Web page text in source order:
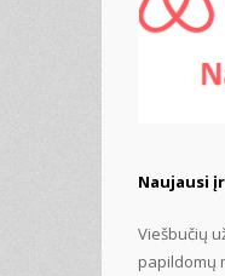
Naujausi
Viešbučių
papildomų